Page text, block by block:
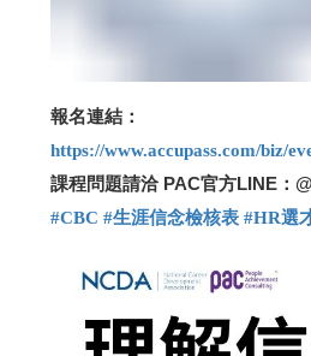
報名連結：
https://www.accupass.com/biz/
課程問題請洽 PAC官方LINE：
#CBC #生涯信念檢核表 #HR選